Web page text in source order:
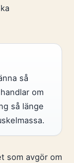
så
om
så länge
som avgör om